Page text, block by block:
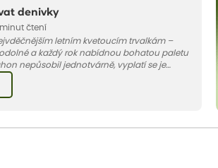
denivky
čtení
letním kvetoucím trvalkám –
a každý rok nabídnou bohatou paletu
nepůsobil jednotvárně, vyplatí se je
V dnešním článku vám ukážeme, s
travinami denivky nejlépe ladí.